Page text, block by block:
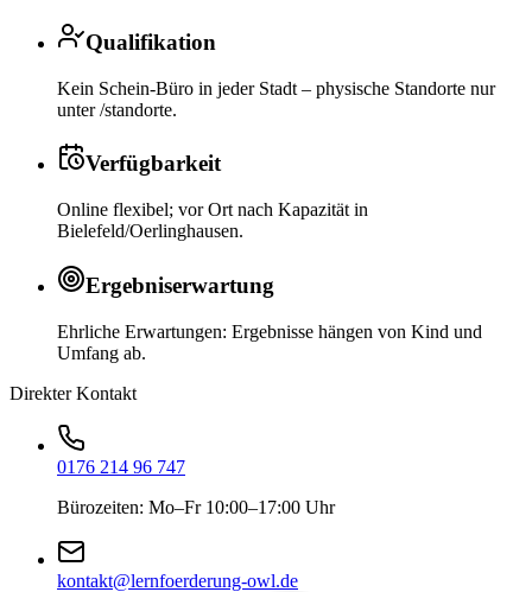
Qualifikation
Kein Schein-Büro in jeder Stadt – physische Standorte nur
unter /standorte.
Verfügbarkeit
Online flexibel; vor Ort nach Kapazität in
Bielefeld/Oerlinghausen.
Ergebniserwartung
Ehrliche Erwartungen: Ergebnisse hängen von Kind und
Umfang ab.
Direkter Kontakt
0176 214 96 747
Bürozeiten: Mo–Fr 10:00–17:00 Uhr
kontakt@lernfoerderung-owl.de